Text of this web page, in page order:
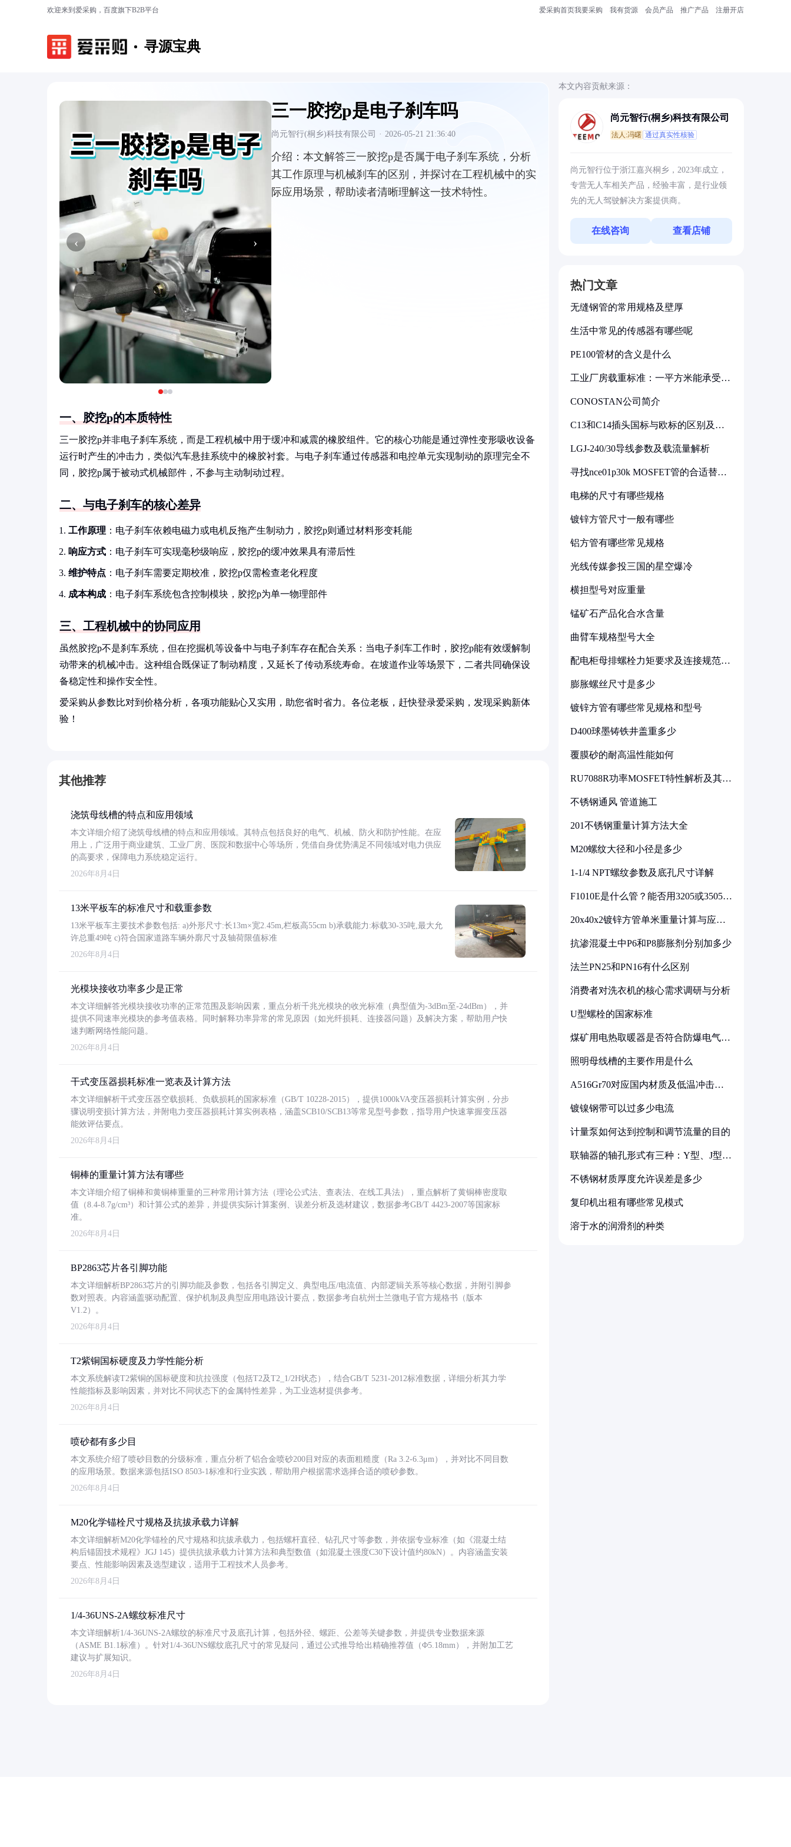
欢迎来到爱采购，百度旗下B2B平台 爱采购首页我要采购 我有货源 会员产品 推广产品 注册开店
寻源宝典
‹ ›
三一胶挖p是电子刹车吗
尚元智行(桐乡)科技有限公司 · 2026-05-21 21:36:40
介绍： 本文解答三一胶挖p是否属于电子刹车系统，分析
其工作原理与机械刹车的区别，并探讨在工程机械中的实
际应用场景，帮助读者清晰理解这一技术特性。
一、胶挖p的本质特性
三一胶挖p并非电子刹车系统，而是工程机械中用于缓冲和减震的橡胶组件。它的核心功能是通过弹性变形吸收设备
运行时产生的冲击力，类似汽车悬挂系统中的橡胶衬套。与电子刹车通过传感器和电控单元实现制动的原理完全不
同，胶挖p属于被动式机械部件，不参与主动制动过程。
二、与电子刹车的核心差异
工作原理 ：电子刹车依赖电磁力或电机反拖产生制动力，胶挖p则通过材料形变耗能
响应方式 ：电子刹车可实现毫秒级响应，胶挖p的缓冲效果具有滞后性
维护特点 ：电子刹车需要定期校准，胶挖p仅需检查老化程度
成本构成 ：电子刹车系统包含控制模块，胶挖p为单一物理部件
三、工程机械中的协同应用
虽然胶挖p不是刹车系统，但在挖掘机等设备中与电子刹车存在配合关系：当电子刹车工作时，胶挖p能有效缓解制
动带来的机械冲击。这种组合既保证了制动精度，又延长了传动系统寿命。在坡道作业等场景下，二者共同确保设
备稳定性和操作安全性。
爱采购从参数比对到价格分析，各项功能贴心又实用，助您省时省力。各位老板，赶快登录爱采购，发现采购新体
验！
其他推荐
浇筑母线槽的特点和应用领域
本文详细介绍了浇筑母线槽的特点和应用领域。其特点包括良好的电气、机械、防火和防护性能。在应
用上，广泛用于商业建筑、工业厂房、医院和数据中心等场所，凭借自身优势满足不同领域对电力供应
的高要求，保障电力系统稳定运行。
2026年8月4日
13米平板车的标准尺寸和载重参数
13米平板车主要技术参数包括: a)外形尺寸:长13m×宽2.45m,栏板高55cm b)承载能力:标载30-35吨,最大允
许总重49吨 c)符合国家道路车辆外廓尺寸及轴荷限值标准
2026年8月4日
光模块接收功率多少是正常
本文详细解答光模块接收功率的正常范围及影响因素，重点分析千兆光模块的收光标准（典型值为-3dBm至-24dBm），并
提供不同速率光模块的参考值表格。同时解释功率异常的常见原因（如光纤损耗、连接器问题）及解决方案，帮助用户快
速判断网络性能问题。
2026年8月4日
干式变压器损耗标准一览表及计算方法
本文详细解析干式变压器空载损耗、负载损耗的国家标准（GB/T 10228-2015），提供1000kVA变压器损耗计算实例，分步
骤说明变损计算方法，并附电力变压器损耗计算实例表格，涵盖SCB10/SCB13等常见型号参数，指导用户快速掌握变压器
能效评估要点。
2026年8月4日
铜棒的重量计算方法有哪些
本文详细介绍了铜棒和黄铜棒重量的三种常用计算方法（理论公式法、查表法、在线工具法），重点解析了黄铜棒密度取
值（8.4-8.7g/cm³）和计算公式的差异，并提供实际计算案例、误差分析及选材建议，数据参考GB/T 4423-2007等国家标
准。
2026年8月4日
BP2863芯片各引脚功能
本文详细解析BP2863芯片的引脚功能及参数，包括各引脚定义、典型电压/电流值、内部逻辑关系等核心数据，并附引脚参
数对照表。内容涵盖驱动配置、保护机制及典型应用电路设计要点，数据参考自杭州士兰微电子官方规格书（版本
V1.2）。
2026年8月4日
T2紫铜国标硬度及力学性能分析
本文系统解读T2紫铜的国标硬度和抗拉强度（包括T2及T2_1/2H状态），结合GB/T 5231-2012标准数据，详细分析其力学
性能指标及影响因素，并对比不同状态下的金属特性差异，为工业选材提供参考。
2026年8月4日
喷砂都有多少目
本文系统介绍了喷砂目数的分级标准，重点分析了铝合金喷砂200目对应的表面粗糙度（Ra 3.2-6.3μm），并对比不同目数
的应用场景。数据来源包括ISO 8503-1标准和行业实践，帮助用户根据需求选择合适的喷砂参数。
2026年8月4日
M20化学锚栓尺寸规格及抗拔承载力详解
本文详细解析M20化学锚栓的尺寸规格和抗拔承载力，包括螺杆直径、钻孔尺寸等参数，并依据专业标准（如《混凝土结
构后锚固技术规程》JGJ 145）提供抗拔承载力计算方法和典型数值（如混凝土强度C30下设计值约80kN）。内容涵盖安装
要点、性能影响因素及选型建议，适用于工程技术人员参考。
2026年8月4日
1/4-36UNS-2A螺纹标准尺寸
本文详细解析1/4-36UNS-2A螺纹的标准尺寸及底孔计算，包括外径、螺距、公差等关键参数，并提供专业数据来源
（ASME B1.1标准）。针对1/4-36UNS螺纹底孔尺寸的常见疑问，通过公式推导给出精确推荐值（Φ5.18mm），并附加工艺
建议与扩展知识。
2026年8月4日
本文内容贡献来源：
尚元智行(桐乡)科技有限公司
法人:冯曙 通过真实性核验
尚元智行位于浙江嘉兴桐乡，2023年成立，
专营无人车相关产品，经验丰富，是行业领
先的无人驾驶解决方案提供商。
在线咨询 查看店铺
热门文章
无缝钢管的常用规格及壁厚
生活中常见的传感器有哪些呢
PE100管材的含义是什么
工业厂房载重标准：一平方米能承受多
CONOSTAN公司简介
C13和C14插头国标与欧标的区别及其
LGJ-240/30导线参数及载流量解析
寻找nce01p30k MOSFET管的合适替代
电梯的尺寸有哪些规格
镀锌方管尺寸一般有哪些
铝方管有哪些常见规格
光线传媒参投三国的星空爆冷
横担型号对应重量
锰矿石产品化合水含量
曲臂车规格型号大全
配电柜母排螺栓力矩要求及连接规范详
膨胀螺丝尺寸是多少
镀锌方管有哪些常见规格和型号
D400球墨铸铁井盖重多少
覆膜砂的耐高温性能如何
RU7088R功率MOSFET特性解析及其在
不锈钢通风 管道施工
201不锈钢重量计算方法大全
M20螺纹大径和小径是多少
1-1/4 NPT螺纹参数及底孔尺寸详解
F1010E是什么管？能否用3205或3505代
20x40x2镀锌方管单米重量计算与应用
抗渗混凝土中P6和P8膨胀剂分别加多少
法兰PN25和PN16有什么区别
消费者对洗衣机的核心需求调研与分析
U型螺栓的国家标准
煤矿用电热取暖器是否符合防爆电气设
照明母线槽的主要作用是什么
A516Gr70对应国内材质及低温冲击要
镀镍钢带可以过多少电流
计量泵如何达到控制和调节流量的目的
联轴器的轴孔形式有三种：Y型、J型、
不锈钢材质厚度允许误差是多少
复印机出租有哪些常见模式
溶于水的润滑剂的种类